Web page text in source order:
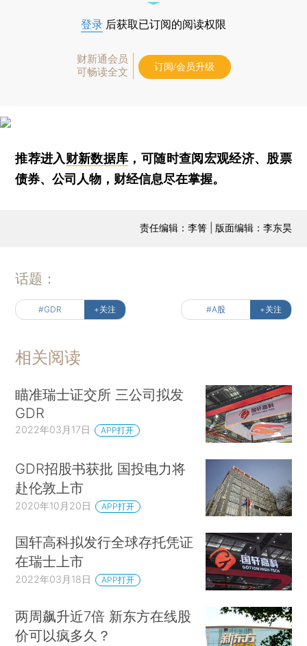
登录 后获取已订阅的阅读权限
财新通会员
可畅读全文
订阅/会员升级
推荐进入财新数据库 ，可随时查阅宏观经济、股票
债券、公司人物，财经信息尽在掌握。
责任编辑：李箐 | 版面编辑：李东昊
话题：
#GDR +关注 #A股 +关注
相关阅读
瞄准瑞士证交所 三公司拟发
GDR
2022年03月17日 APP打开
GDR招股书获批 国投电力将
赴伦敦上市
2020年10月20日 APP打开
国轩高科拟发行全球存托凭证
在瑞士上市
2022年03月18日 APP打开
两周飙升近7倍 新东方在线股
价可以疯多久？